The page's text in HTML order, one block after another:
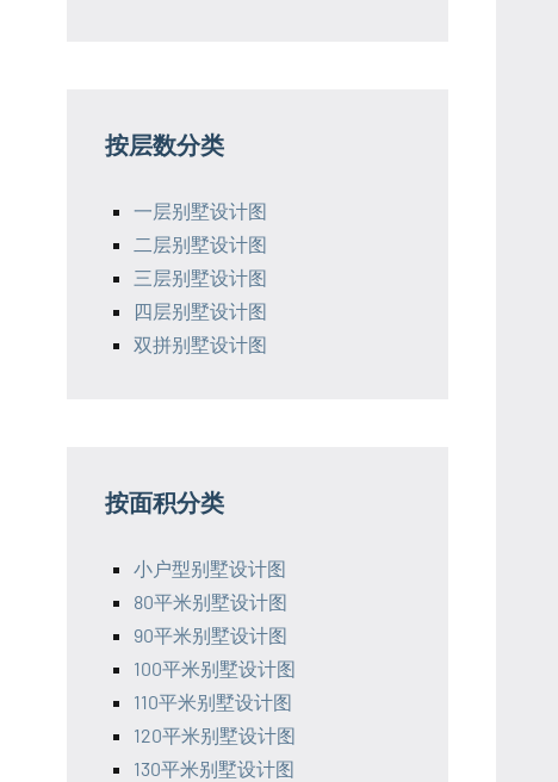
按层数分类
一层别墅设计图
二层别墅设计图
三层别墅设计图
四层别墅设计图
双拼别墅设计图
按面积分类
小户型别墅设计图
80平米别墅设计图
90平米别墅设计图
100平米别墅设计图
110平米别墅设计图
120平米别墅设计图
130平米别墅设计图